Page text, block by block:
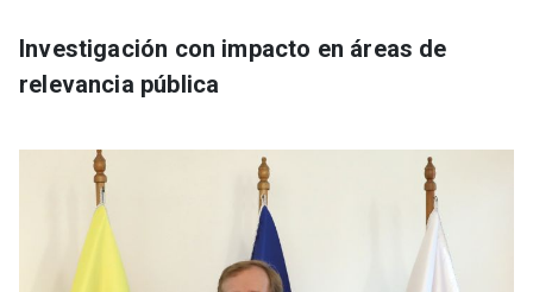
Investigación con impacto en áreas de
relevancia pública